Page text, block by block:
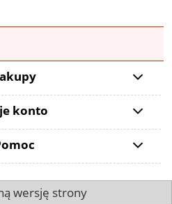
konto
wersję strony